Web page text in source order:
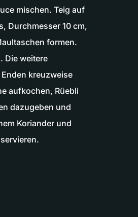
mischen. Teig auf
Durchmesser 10 cm,
formen.
Die weitere
kreuzweise
aufkochen, Rüebli
dazugeben und
Koriander und